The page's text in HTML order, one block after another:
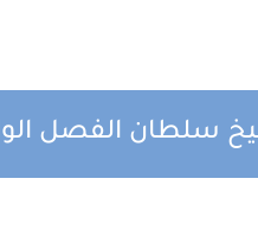
سلطان الفصل